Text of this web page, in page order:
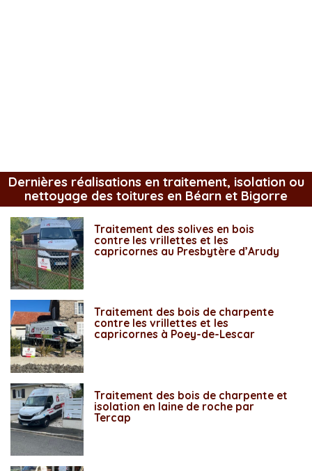
Dernières réalisations en traitement, isolation ou
nettoyage des toitures en Béarn et Bigorre
Traitement des solives en bois
contre les vrillettes et les
capricornes au Presbytère d’Arudy
Traitement des bois de charpente
contre les vrillettes et les
capricornes à Poey-de-Lescar
Traitement des bois de charpente et
isolation en laine de roche par
Tercap